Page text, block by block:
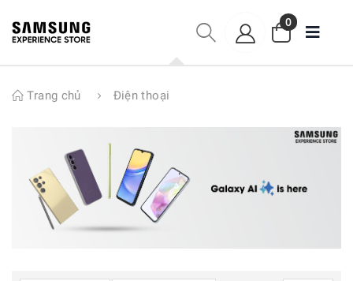
0
Trang chủ Điện thoại